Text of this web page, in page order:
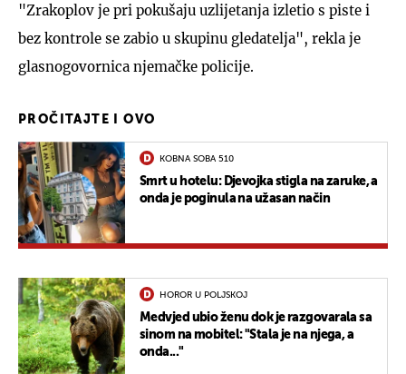
"Zrakoplov je pri pokušaju uzlijetanja izletio s piste i
bez kontrole se zabio u skupinu gledatelja", rekla je
glasnogovornica njemačke policije.
PROČITAJTE I OVO
KOBNA SOBA 510
Smrt u hotelu: Djevojka stigla na zaruke, a
onda je poginula na užasan način
HOROR U POLJSKOJ
Medvjed ubio ženu dok je razgovarala sa
sinom na mobitel: "Stala je na njega, a
onda..."